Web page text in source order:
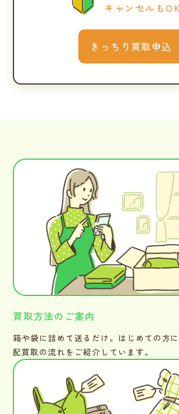
キャンセルもOK
きっちり買取申込
買取方法のご案内
箱や袋に詰めて送るだけ。はじめての方
配買取の流れをご紹介しています。